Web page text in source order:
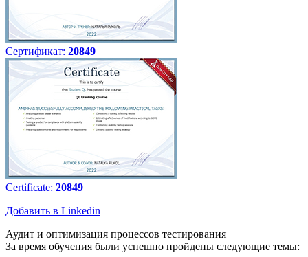
Сертификат: 20849
Certificate: 20849
Добавить в Linkedin
Аудит и оптимизация процессов тестирования
За время обучения были успешно пройдены следующие темы: